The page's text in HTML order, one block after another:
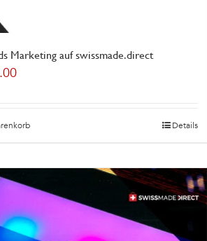
Marketing auf swissmade.direct
Details